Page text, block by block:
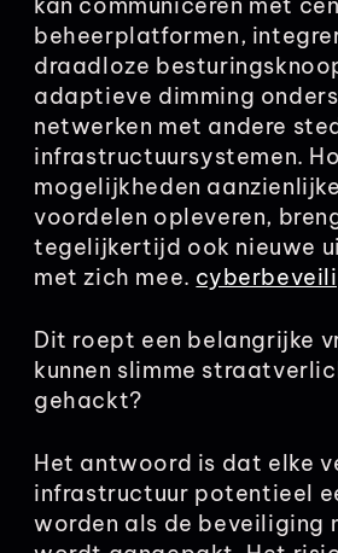
beheerplatformen,
draadloze
adaptieve dimming
netwerken met andere
infrastructuursystemen.
mogelijkheden
voordelen opleveren,
tegelijkertijd ook nieuwe
met zich mee.
Dit roept een belangrijke
kunnen slimme
gehackt?
Het antwoord is dat elke
infrastructuur potentieel
worden als de beveiliging